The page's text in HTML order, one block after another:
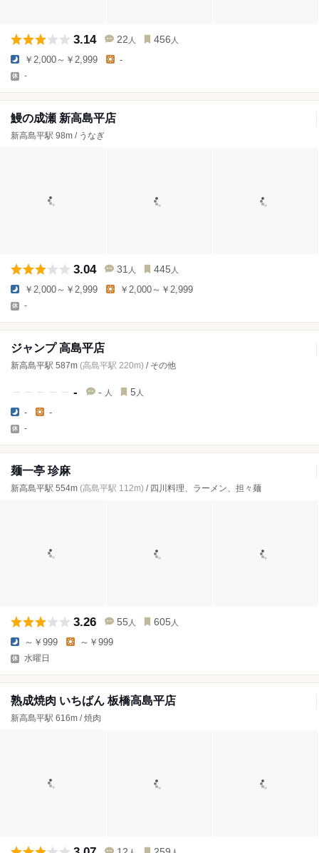
3.14 22 人 456 人
￥2,000～￥2,999 -
-
鰻の成瀬 新高島平店
新高島平駅 98m / うなぎ
3.04 31 人 445 人
￥2,000～￥2,999 ￥2,000～￥2,999
-
ジャンプ 高島平店
新高島平駅 587m (高島平駅 220m) / その他
- - 人 5 人
- -
-
麺一亭 珍麻
新高島平駅 554m (高島平駅 112m) / 四川料理、ラーメン、担々麺
3.26 55 人 605 人
～￥999 ～￥999
水曜日
熟成焼肉 いちばん 板橋高島平店
新高島平駅 616m / 焼肉